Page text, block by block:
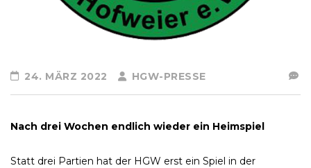
24. MÄRZ 2022 HGW-PRESSE
Nach drei Wochen endlich wieder ein Heimspiel
Statt drei Partien hat der HGW erst ein Spiel in der